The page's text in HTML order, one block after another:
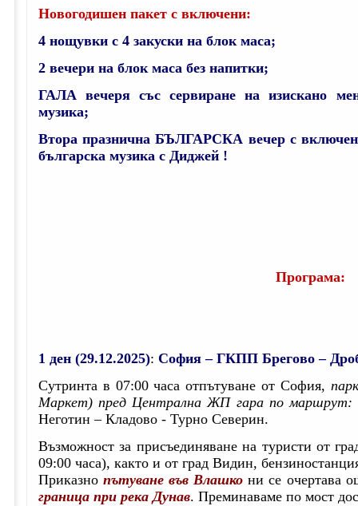
Новогодишен пакет с включени:
4 нощувки с 4 закуски на блок маса;
2 вечери на блок маса без напитки;
ГАЛА вечеря със сервиране на изискано
музика;
Втора празнична БЪЛГАРСКА вечер с
българска музика с Диджей !
Програма:
1 ден (29.12.2025): София – ГКПП Брегово –
Сутринта в 07:00 часа отпътуване от София,
Маркет) пред Централна ЖП гара по маршрут:
Неготин – Кладово - Турно Северин.
Възможност за присъединяване на туристи от
09:00 часа), както и от град Видин,
Приказнопътуване във Влашко ни се очертава
граница при река Дунав. Преминаваме по мост